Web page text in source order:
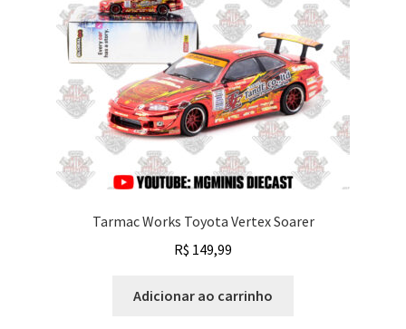
Tarmac Works Toyota Vertex Soarer
R$ 149,99
Adicionar ao carrinho